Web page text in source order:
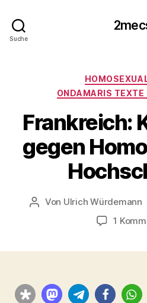
Suche
ONDAMARIS TEXTE
Frankreich:
gegen
Beitragsautor
Von Ulrich Würdemann
1